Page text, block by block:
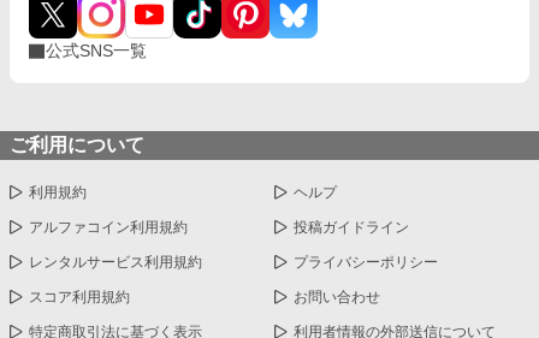
公式SNS一覧
ご利用について
利用規約 ヘルプ
アルファコイン利用規約 投稿ガイドライン
レンタルサービス利用規約 プライバシーポリシー
スコア利用規約 お問い合わせ
特定商取引法に基づく表示 利用者情報の外部送信について